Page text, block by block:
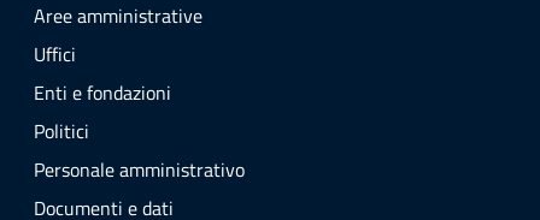
Aree amministrative
Uffici
Enti e fondazioni
Politici
Personale amministrativo
Documenti e dati